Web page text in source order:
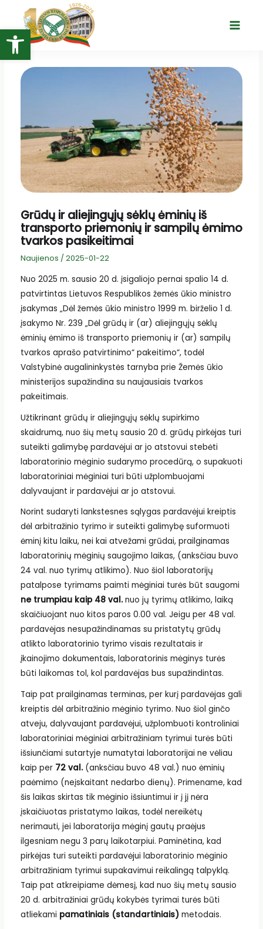
Open toolbar
turinio
Main
Grūdų ir aliejingųjų sėklų ėminių iš
transporto priemonių ir sampilų ėmimo
tvarkos pasikeitimai
Naujienos / 2025-01-22
Nuo 2025 m. sausio 20 d. įsigaliojo pernai spalio 14 d.
patvirtintas Lietuvos Respublikos žemės ūkio ministro
įsakymas „Dėl žemės ūkio ministro 1999 m. birželio 1 d.
įsakymo Nr. 239 „Dėl grūdų ir (ar) aliejingųjų sėklų
ėminių ėmimo iš transporto priemonių ir (ar) sampilų
tvarkos aprašo patvirtinimo“ pakeitimo“, todėl
Valstybinė augalininkystės tarnyba prie Žemės ūkio
ministerijos supažindina su naujausiais tvarkos
pakeitimais.
Užtikrinant grūdų ir aliejingųjų sėklų supirkimo
skaidrumą, nuo šių metų sausio 20 d. grūdų pirkėjas turi
suteikti galimybę pardavėjui ar jo atstovui stebėti
laboratorinio mėginio sudarymo procedūrą, o supakuoti
laboratoriniai mėginiai turi būti užplombuojami
dalyvaujant ir pardavėjui ar jo atstovui.
Norint sudaryti lankstesnes sąlygas pardavėjui kreiptis
dėl arbitražinio tyrimo ir suteikti galimybę suformuoti
ėminį kitu laiku, nei kai atvežami grūdai, prailginamas
laboratorinių mėginių saugojimo laikas, (anksčiau buvo
24 val. nuo tyrimų atlikimo). Nuo šiol laboratorijų
patalpose tyrimams paimti mėginiai turės būt saugomi
ne trumpiau kaip 48 val.nuo jų tyrimų atlikimo, laiką
skaičiuojant nuo kitos paros 0.00 val. Jeigu per 48 val.
pardavėjas nesupažindinamas su pristatytų grūdų
atlikto laboratorinio tyrimo visais rezultatais ir
įkainojimo dokumentais, laboratorinis mėginys turės
būti laikomas tol, kol pardavėjas bus supažindintas.
Taip pat prailginamas terminas, per kurį pardavėjas gali
kreiptis dėl arbitražinio mėginio tyrimo. Nuo šiol ginčo
atveju, dalyvaujant pardavėjui, užplombuoti kontroliniai
laboratoriniai mėginiai arbitražiniam tyrimui turės būti
išsiunčiami sutartyje numatytai laboratorijai ne vėliau
kaip per 72 val.(anksčiau buvo 48 val.) nuo ėminių
paėmimo (neįskaitant nedarbo dienų). Primename, kad
šis laikas skirtas tik mėginio išsiuntimui ir į jį nėra
įskaičiuotas pristatymo laikas, todėl nereikėtų
nerimauti, jei laboratorija mėginį gautų praėjus
ilgesniam negu 3 parų laikotarpiui. Paminėtina, kad
pirkėjas turi suteikti pardavėjui laboratorinio mėginio
arbitražiniam tyrimui supakavimui reikalingą talpyklą.
Taip pat atkreipiame dėmesį, kad nuo šių metų sausio
20 d. arbitražiniai grūdų kokybės tyrimai turės būti
atliekami pamatiniais (standartiniais)metodais.